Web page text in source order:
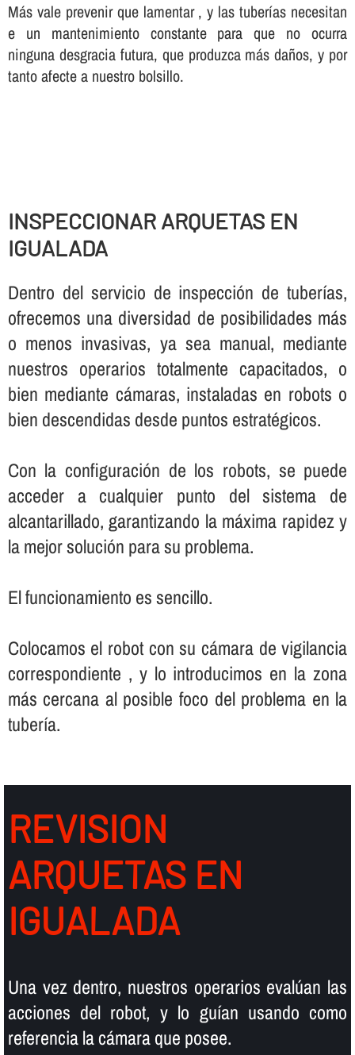
Más vale prevenir que lamentar , y las tuberí­as necesitan
e un mantenimiento constante para que no ocurra
ninguna desgracia futura, que produzca más daños, y por
tanto afecte a nuestro bolsillo.
INSPECCIONAR ARQUETAS EN
IGUALADA
Dentro del servicio de inspección de tuberí­as,
ofrecemos una diversidad de posibilidades más
o menos invasivas, ya sea manual, mediante
nuestros operarios totalmente capacitados, o
bien mediante cámaras, instaladas en robots o
bien descendidas desde puntos estratégicos.
Con la configuración de los robots, se puede
acceder a cualquier punto del sistema de
alcantarillado, garantizando la máxima rapidez y
la mejor solución para su problema.
El funcionamiento es sencillo.
Colocamos el robot con su cámara de vigilancia
correspondiente , y lo introducimos en la zona
más cercana al posible foco del problema en la
tuberí­a.
REVISION
ARQUETAS EN
IGUALADA
Una vez dentro, nuestros operarios evalúan las
acciones del robot, y lo guí­an usando como
referencia la cámara que posee.